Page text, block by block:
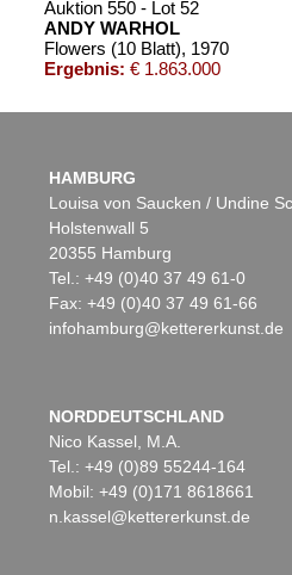
Auktion 550 - Lot 52
ANDY WARHOL
Flowers (10 Blatt), 1970
Ergebnis: € 1.863.000
535 - Lot 13
HAMBURG
Louisa von Saucken / Undine
Holstenwall 5
20355 Hamburg
Tel.: +49 (0)40 37 49 61-0
Fax: +49 (0)40 37 49 61-66
infohamburg@kettererkunst.de
NORDDEUTSCHLAND
Nico Kassel, M.A.
Tel.: +49 (0)89 55244-164
Mobil: +49 (0)171 8618661
n.kassel@kettererkunst.de